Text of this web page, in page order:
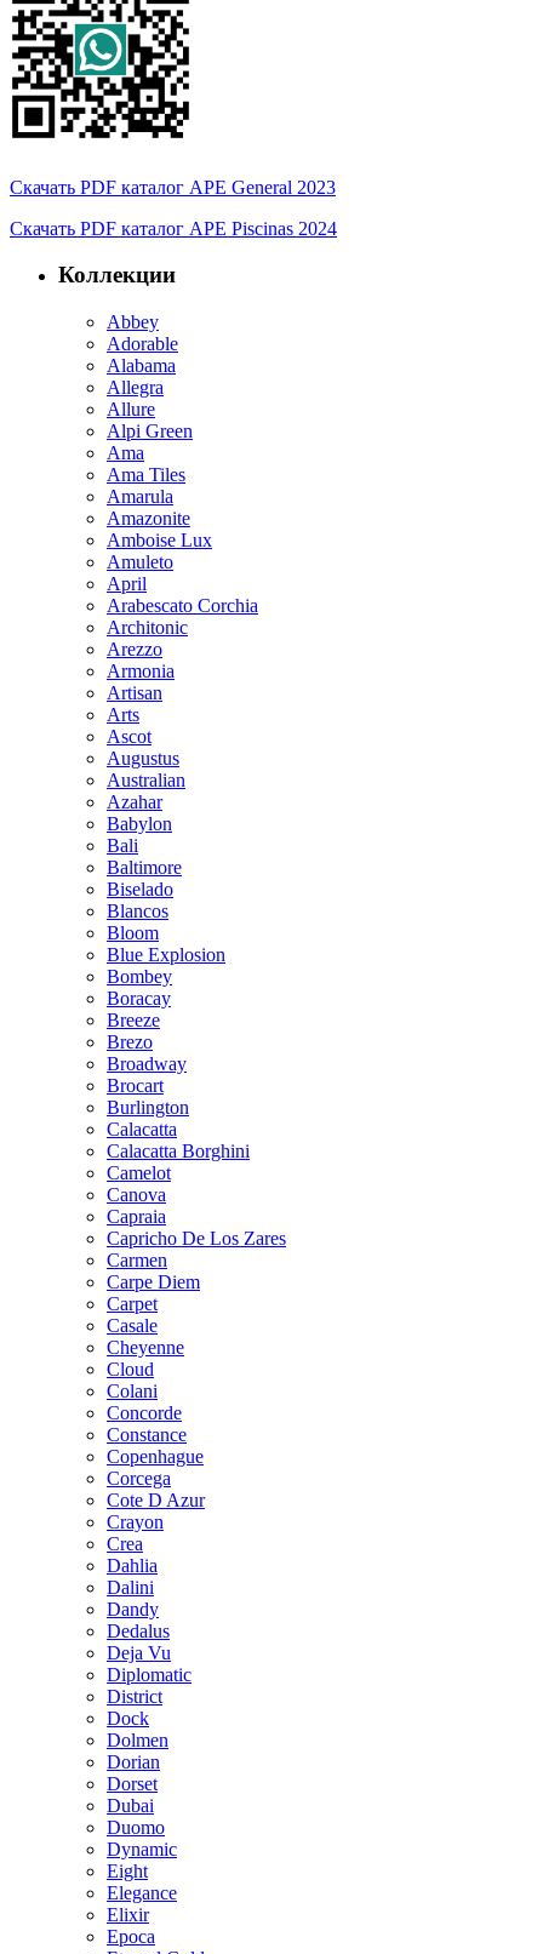
Скачать PDF каталог APE General 2023
Скачать PDF каталог APE Piscinas 2024
Коллекции
Abbey
Adorable
Alabama
Allegra
Allure
Alpi Green
Ama
Ama Tiles
Amarula
Amazonite
Amboise Lux
Amuleto
April
Arabescato Corchia
Architonic
Arezzo
Armonia
Artisan
Arts
Ascot
Augustus
Australian
Azahar
Babylon
Bali
Baltimore
Biselado
Blancos
Bloom
Blue Explosion
Bombey
Boracay
Breeze
Brezo
Broadway
Brocart
Burlington
Calacatta
Calacatta Borghini
Camelot
Canova
Capraia
Capricho De Los Zares
Carmen
Carpe Diem
Carpet
Casale
Cheyenne
Cloud
Colani
Concorde
Constance
Copenhague
Corcega
Cote D Azur
Crayon
Crea
Dahlia
Dalini
Dandy
Dedalus
Deja Vu
Diplomatic
District
Dock
Dolmen
Dorian
Dorset
Dubai
Duomo
Dynamic
Eight
Elegance
Elixir
Epoca